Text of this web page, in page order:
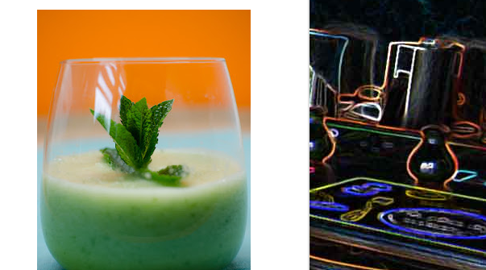
Cake au chèvre et au jambon
serrano Canistrelli aux amandes et
aux noisettes